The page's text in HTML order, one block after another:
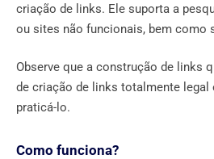
criação de links. Ele suporta a
ou sites não funcionais, bem como
Observe que a construção de links
de criação de links totalmente legal
praticá-lo.
Como funciona?